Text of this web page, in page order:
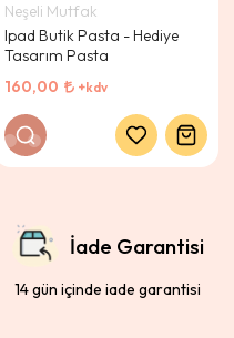
Neşeli Mutfak
Ipad Butik Pasta - Hediye
Tasarım Pasta
160,00
+kdv
İade Garantisi
14 gün içinde iade garantisi